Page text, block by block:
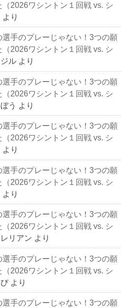
2026ワシントン１回戦 vs. シ
より
選手のプレーじゃない！3つの願
2026ワシントン１回戦 vs. シ
ル より
選手のプレーじゃない！3つの願
2026ワシントン１回戦 vs. シ
う より
選手のプレーじゃない！3つの願
2026ワシントン１回戦 vs. シ
より
選手のプレーじゃない！3つの願
2026ワシントン１回戦 vs. シ
より
選手のプレーじゃない！3つの願
2026ワシントン１回戦 vs. シ
リアン より
選手のプレーじゃない！3つの願
2026ワシントン１回戦 vs. シ
より
選手のプレーじゃない！3つの願